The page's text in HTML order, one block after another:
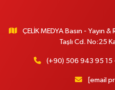
ÇELİK MEDYA Basın - Yayın
Taşlı Cd. No:25
(+90) 506 943 95
[email